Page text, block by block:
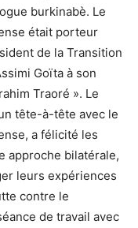
burkinabè. Le
était porteur
de la Transition
Goïta à son
Traoré ». Le
tête-à-tête avec le
a félicité les
approche bilatérale,
leurs expériences
contre le
de travail avec